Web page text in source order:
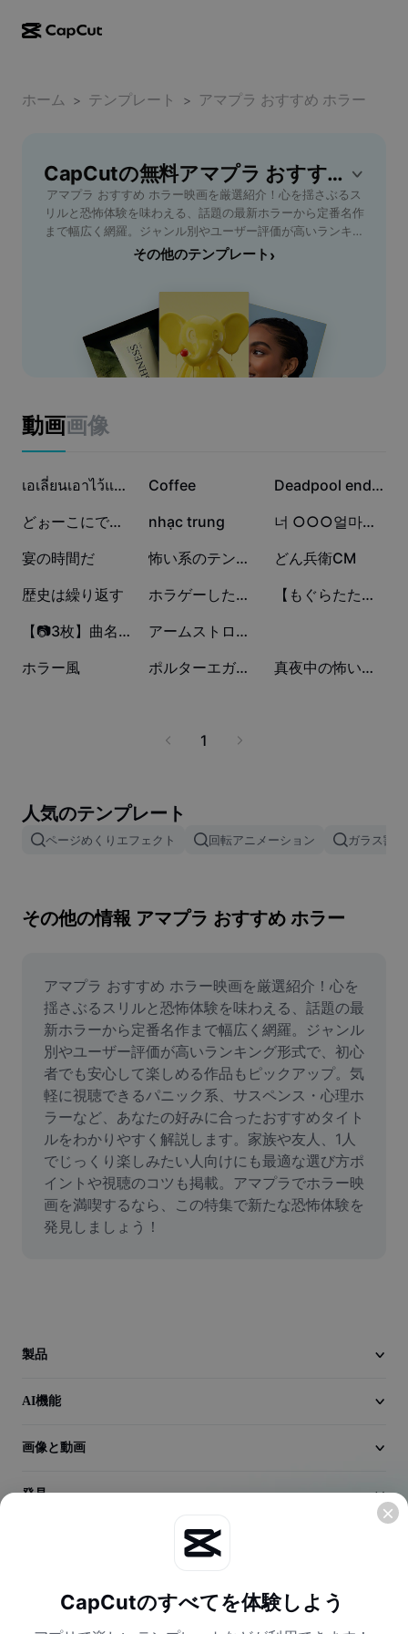
CapCutデスクトップ
CapCut Pad
CapCutモバイル
動画スタジオ
AI動画ジェネレーター
AI画像ジェネレーター
Dreamina Seedance 2.5
Nano Banana Pro
キャプションテンプレート
画像背景削除
画像補正ツール
オンライン写真エディター
ミームジェネレーター
AI Text Remover
AI People Remover
AI Inpainting
Face Cutout
動画
動画エディター
動画のトリミング
動画エディター＆ジェネレーター
画像エディター＆ジェネレーター
音声ジェネレーター＆エディター
ユースケース
マーケティング
その他
ソーシャルメディアのテンプレート
その他
カレンダーのテンプレート
アニバーサリーのテンプレート
エフェクトのテンプレート
産業のテンプレート
振り返りのテンプレート
取り組み
アフィリエイト
パイオニアプログラム
クリエイティブパートナープログラム
CapCutクリエイティブキャンパス
トラストセンター
ヘルプセンター
ニュースルーム
CapCutの利用規約について
Dreamina Seedance 2.0 Launch
ホーム > テンプレート > アマプラ おすすめ ホラー
CapCutの無料アマプラ おすすめ ホラーテンプレート
アマプラ おすすめ ホラー映画を厳選紹介！心を揺さぶるス
リルと恐怖体験を味わえる、話題の最新ホラーから定番名作
まで幅広く網羅。ジャンル別やユーザー評価が高いランキン
グ形式で、初心者でも安心して楽しめる作品もピックアッ
く解説します。家族や友人、1人でじっくり楽しみたい人向
けにも最適な選び方ポイントや視聴のコツも掲載。アマプラ
でホラー映画を満喫するなら、この特集で新たな恐怖体験を
発見しましょう！
その他のテンプレート ›
動画画像
90万 เอเลี่ยนเอาไว้แกล้งเพื่อน 12.7万
Coffee 2.8万 Deadpool end credits
2.5万 どぉーこにでもある🎶 1.7万
nhạc trung 5976 너 ○○○얼마나 좋아해?
3912
宴の時間だ 3538 怖い系のテンプレ‼️ 3520
どん兵衛CM
2339
歴史は繰り返す 1771 ホラゲーしたあとのワイ 1529 【もぐらたたき】顔ハメテンプレ！！
614 【📷3枚】曲名忘れました 436 アームストロング上院議員が誰かを殴る
14
ホラー風 6 ポルターエガスト 6 真夜中の怖いエガ
1
人気のテンプレート
ページめくりエフェクト 回転アニメーション ガラス割
その他の情報 アマプラ おすすめ ホラー
アマプラ おすすめ ホラー映画を厳選紹介！心を
揺さぶるスリルと恐怖体験を味わえる、話題の最
新ホラーから定番名作まで幅広く網羅。ジャンル
別やユーザー評価が高いランキング形式で、初心
者でも安心して楽しめる作品もピックアップ。気
軽に視聴できるパニック系、サスペンス・心理ホ
ラーなど、あなたの好みに合ったおすすめタイト
ルをわかりやすく解説します。家族や友人、1人
でじっくり楽しみたい人向けにも最適な選び方ポ
イントや視聴のコツも掲載。アマプラでホラー映
画を満喫するなら、この特集で新たな恐怖体験を
発見しましょう！
製品
AI機能
画像と動画
発見
CapCutのすべてを体験しよう